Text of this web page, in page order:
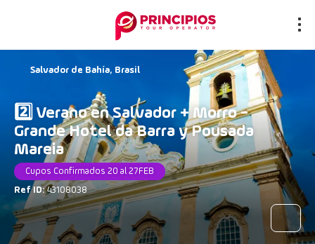
2️⃣ Verano en Salvador + Morro -
Grande Hotel da Barra y Pousada
Mareia
Cupos Confirmados 20 al 27FEB
Ref ID:43108038
Salvador de Bahía, Brasil